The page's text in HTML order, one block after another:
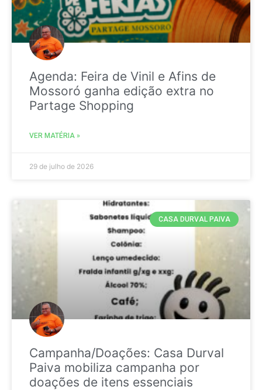
Agenda: Feira de Vinil e Afins de
Mossoró ganha edição extra no
Partage Shopping
VER MATÉRIA »
29 de julho de 2026
CASA DURVAL PAIVA
Campanha/Doações: Casa Durval
Paiva mobiliza campanha por
doações de itens essenciais